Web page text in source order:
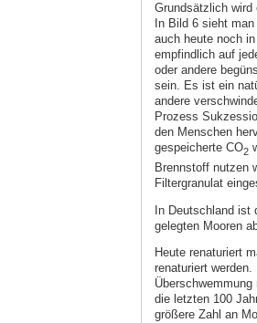
Grundsätzlich
In Bild 6 sieht
auch heute noch
empfindlich auf
oder andere
sein. Es ist ein
andere
Prozess
den Menschen
gespeicherte CO2
Brennstoff nutzen
Filtergranulat
In Deutschland ist
gelegten Mooren
Heute renaturiert
renaturiert
die letzten 100
größere Zahl an